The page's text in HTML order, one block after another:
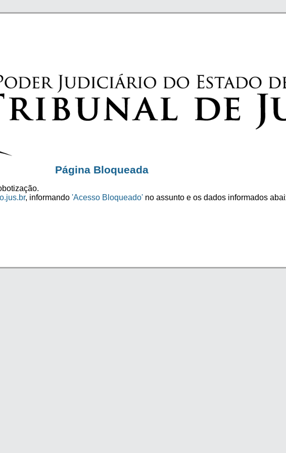
Página Bloqueada
, informando 'Acesso Bloqueado' no assunto e os dados informados